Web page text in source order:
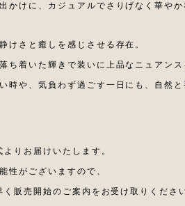
かけに、カジュアルでさりげなく華やか
けさと癒しを感じさせる存在。
ち着いた輝きで装いに上品なニュアンス
時や、気負わず過ごす一日にも、自然
りお届けいたします。
性がございますので、
販売開始のご案内をお受け取りくださ